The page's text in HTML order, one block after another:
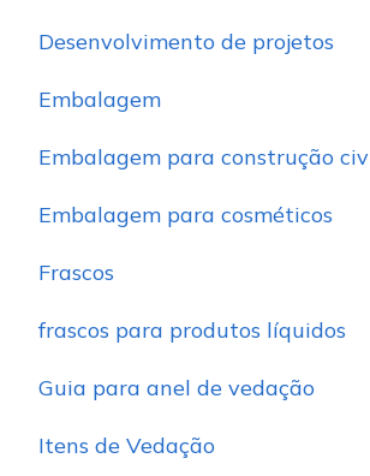
Desenvolvimento de projetos
Embalagem
Embalagem para construção
Embalagem para cosméticos
Frascos
frascos para produtos líquidos
Guia para anel de vedação
Itens de Vedação